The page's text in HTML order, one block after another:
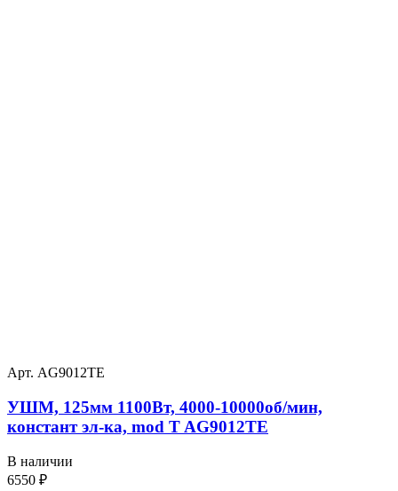
Арт. AG9012TE
УШМ, 125мм 1100Вт, 4000-10000об/мин,
констант эл-ка, mod T AG9012TE
В наличии
6550 ₽